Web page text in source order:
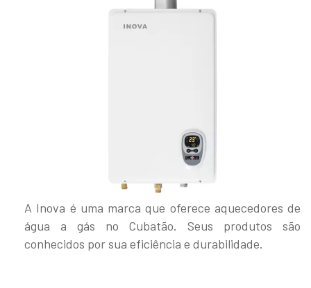
A Inova é uma marca que oferece aquecedores de
água a gás no Cubatão. Seus produtos são
conhecidos por sua eficiência e durabilidade.